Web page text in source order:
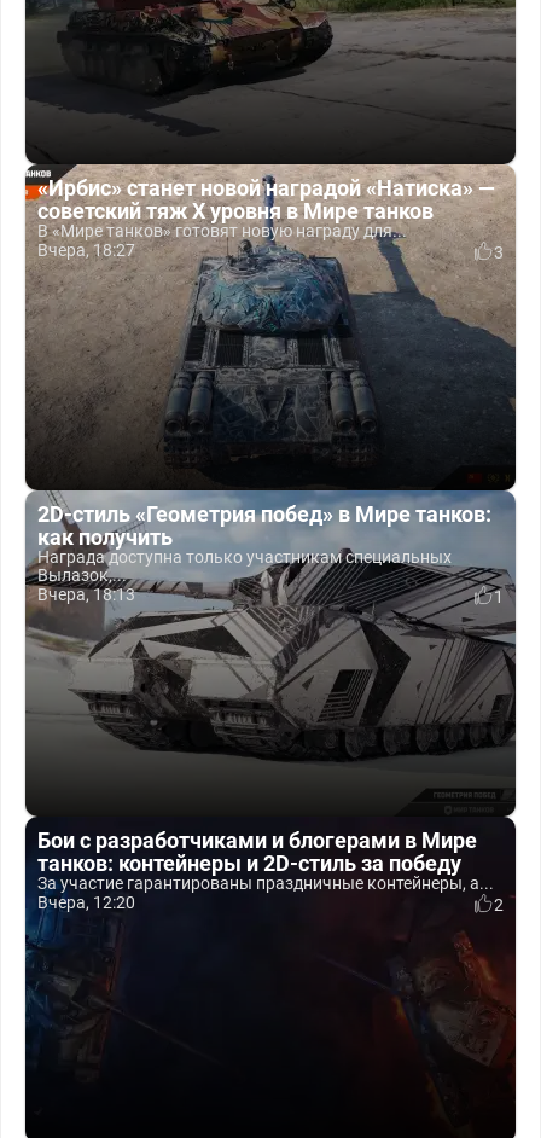
«Ирбис» станет новой наградой «Натиска» —
советский тяж X уровня в Мире танков
В «Мире танков» готовят новую награду для...
Вчера, 18:27
3
2D-стиль «Геометрия побед» в Мире танков:
как получить
Награда доступна только участникам специальных
Вылазок,...
Вчера, 18:13
1
Бои с разработчиками и блогерами в Мире
танков: контейнеры и 2D-стиль за победу
За участие гарантированы праздничные контейнеры, а...
Вчера, 12:20
2